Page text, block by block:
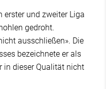
erster und zweiter Liga
gedroht.
ausschließen». Die
bezeichnete er als
in dieser Qualität nicht